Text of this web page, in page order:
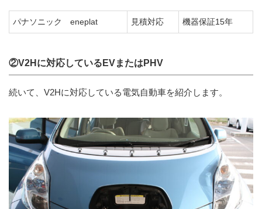
パナソニック eneplat 見積対応 機器保証15年
②V2Hに対応しているEVまたはPHV
続いて、V2Hに対応している電気自動車を紹介します。